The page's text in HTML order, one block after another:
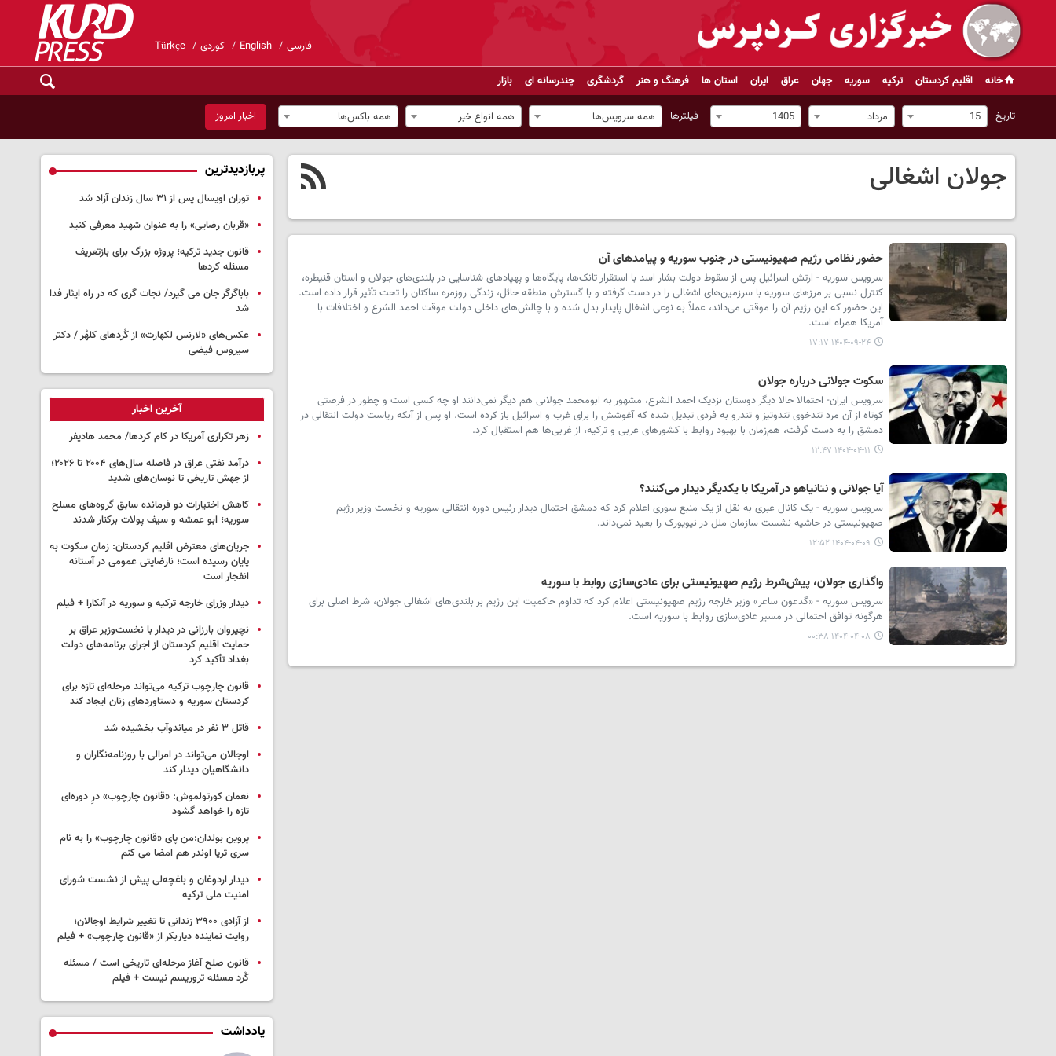
فارسی English کوردی Türkçe
خانه اقلیم کردستان ترکیه سوریه جهان عراق ایران استان ها فرهنگ و هنر گردشگری چندرسانه ای بازار
تاریخ 15 مرداد 1405 فیلترها همه سرویس‌ها همه انواع خبر همه باکس‌ها اخبار امروز
جولان اشغالی
حضور نظامی رژیم صهیونیستی در جنوب سوریه و پیامدهای آن
سرویس سوریه - ارتش اسرائیل پس از سقوط دولت بشار اسد با استقرار تانک‌ها، پایگاه‌ها و پهپادهای شناسایی در بلندی‌های جولان و استان قنیطره،
کنترل نسبی بر مرزهای سوریه با سرزمین‌های اشغالی را در دست گرفته و با گسترش منطقه حائل، زندگی روزمره ساکنان را تحت تأثیر قرار داده است.
این حضور که این رژیم آن را موقتی می‌داند، عملاً به نوعی اشغال پایدار بدل شده و با چالش‌های داخلی دولت موقت احمد الشرع و اختلافات با
آمریکا همراه است.
۱۴۰۴-۰۹-۲۴ ۱۷:۱۷
سکوت جولانی درباره جولان
سرویس ایران- احتمالا حالا دیگر دوستان نزدیک احمد الشرع، مشهور به ابومحمد جولانی هم دیگر نمی‌دانند او چه کسی است و چطور در فرصتی
کوتاه از آن مرد تندخوی تندوتیز و تندرو به فردی تبدیل شده که آغوشش را برای غرب و اسرائیل باز کرده است. او پس از آنکه ریاست دولت انتقالی در
دمشق را به دست گرفت،‌ هم‌زمان با بهبود روابط با کشورهای عربی و ترکیه، از غربی‌ها هم استقبال کرد.
۱۴۰۴-۰۴-۱۱ ۱۲:۴۷
آیا جولانی و نتانیاهو در آمریکا با یکدیگر دیدار می‌کنند؟
سرویس سوریه - یک کانال عبری به نقل از یک منبع سوری اعلام کرد که دمشق احتمال دیدار رئیس دوره انتقالی سوریه و نخست وزیر رژیم
صهیونیستی در حاشیه نشست سازمان ملل در نیویورک را بعید نمی‌داند.
۱۴۰۴-۰۴-۰۹ ۱۲:۵۲
واگذاری جولان، پیش‌شرط رژیم صهیونیستی برای عادی‌سازی روابط با سوریه
سرویس سوریه - «گدعون ساعر» وزیر خارجه رژیم صهیونیستی اعلام کرد که تداوم حاکمیت این رژیم بر بلندی‌های اشغالی جولان، شرط اصلی برای
هرگونه توافق احتمالی در مسیر عادی‌سازی روابط با سوریه است.
۱۴۰۴-۰۴-۰۸ ۰۰:۳۸
پربازدیدترین
توران اویسال پس از ۳۱ سال زندان آزاد شد
«قربان رضایی» را به عنوان شهید معرفی کنید
قانون جدید ترکیه؛ پروژه بزرگ‌ برای بازتعریف
مسئله کردها
باباگرگر جان می گیرد/ نجات گری که در راه ایثار فدا
شد
عکس‌های «لارنس لکهارت» از کُردهای کلهُر / دکتر
سیروس فیضی
آخرین اخبار
زهر تکراری آمریکا در کام کردها/ محمد هادیفر
درآمد نفتی عراق در فاصله سال‌های ۲۰۰۴ تا ۲۰۲۶؛
از جهش تاریخی تا نوسان‌های شدید
کاهش اختیارات دو فرمانده سابق گروه‌های مسلح
سوریه؛ ابو عمشه و سیف پولات برکنار شدند
جریان‌های معترض اقلیم کردستان: زمان سکوت به
پایان رسیده است؛ نارضایتی عمومی در آستانه
انفجار است
دیدار وزرای خارجه ترکیه و سوریه در آنکارا + فیلم
نچیروان بارزانی در دیدار با نخست‌وزیر عراق بر
حمایت اقلیم کردستان از اجرای برنامه‌های دولت
بغداد تأکید کرد
قانون چارچوب ترکیه می‌تواند مرحله‌ای تازه برای
کردستان سوریه و دستاوردهای زنان ایجاد کند
قاتل ٣ نفر در میاندوآب بخشیده شد
اوجالان می‌تواند در امرالی با روزنامه‌نگاران و
دانشگاهیان دیدار کند
نعمان کورتولموش: «قانون چارچوب» درِ دوره‌ای
تازه را خواهد گشود
پروین بولدان:من پای «قانون چارچوب» را به نام
سری ثریا اوندر هم امضا می کنم
دیدار اردوغان و باغچه‌لی پیش از نشست شورای
امنیت ملی ترکیه
از آزادی ۳۹۰۰ زندانی تا تغییر شرایط اوجالان؛
روایت نماینده دیاربکر از «قانون چارچوب» + فیلم
قانون صلح آغاز مرحله‌ای تاریخی است / مسئله
کُرد مسئله تروریسم نیست + فیلم
یادداشت